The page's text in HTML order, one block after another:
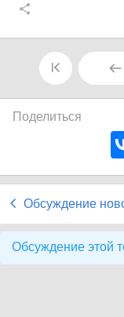
Поделиться
Обсуждение
Обсуждение этой